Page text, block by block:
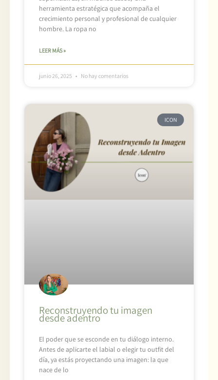
herramienta estratégica que acompaña el
crecimiento personal y profesional de cualquier
hombre. La ropa no
LEER MÁS »
junio 26, 2025 No hay comentarios
ICON
Reconstruyendo tu imagen
desde adentro
El poder que se esconde en tu diálogo interno.
Antes de aplicarte el labial o elegir tu outfit del
día, ya estás proyectando una imagen: la que
nace de lo